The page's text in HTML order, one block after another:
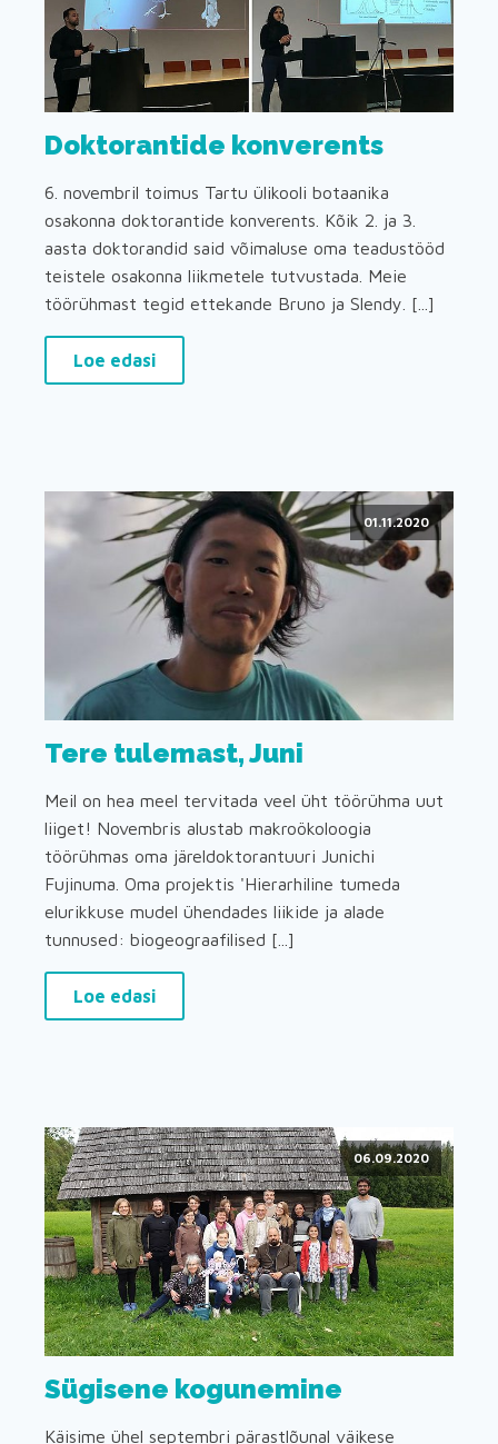
Doktorantide konverents
6. novembril toimus Tartu ülikooli botaanika
osakonna doktorantide konverents. Kõik 2. ja 3.
aasta doktorandid said võimaluse oma teadustööd
teistele osakonna liikmetele tutvustada. Meie
töörühmast tegid ettekande Bruno ja Slendy. [...]
Loe edasi
01.11.2020
Tere tulemast, Juni
Meil on hea meel tervitada veel üht töörühma uut
liiget! Novembris alustab makroökoloogia
töörühmas oma järeldoktorantuuri Junichi
Fujinuma. Oma projektis 'Hierarhiline tumeda
elurikkuse mudel ühendades liikide ja alade
tunnused: biogeograafilised [...]
Loe edasi
06.09.2020
Sügisene kogunemine
Käisime ühel septembri pärastlõunal väikese